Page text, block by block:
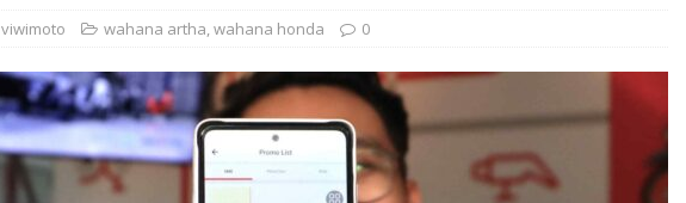
viwimoto wahana artha,wahana honda 0